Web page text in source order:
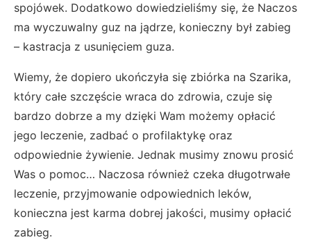
spojówek. Dodatkowo dowiedzieliśmy się, że Naczos
ma wyczuwalny guz na jądrze, konieczny był zabieg
– kastracja z usunięciem guza.
Wiemy, że dopiero ukończyła się zbiórka na Szarika,
który całe szczęście wraca do zdrowia, czuje się
bardzo dobrze a my dzięki Wam możemy opłacić
jego leczenie, zadbać o profilaktykę oraz
odpowiednie żywienie. Jednak musimy znowu prosić
Was o pomoc… Naczosa również czeka długotrwałe
leczenie, przyjmowanie odpowiednich leków,
konieczna jest karma dobrej jakości, musimy opłacić
zabieg.